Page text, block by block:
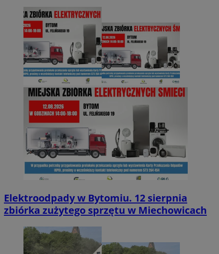
Elektroodpady w Bytomiu. 12 sierpnia
zbiórka zużytego sprzętu w Miechowicach